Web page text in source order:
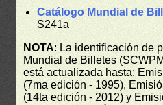
Catálogo Mundial de
S241a
NOTA: La identificación de
Mundial de Billetes
está actualizada hasta:
(7ma edición - 1995),
(14ta edición - 2012) y